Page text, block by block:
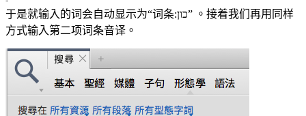
于是就输入的词会自动显示为“词条:כון” 。接着我们再用同样
方式输入第二项词条音译。